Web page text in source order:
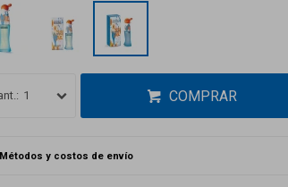
1 COMPRAR
Métodos y costos de envío